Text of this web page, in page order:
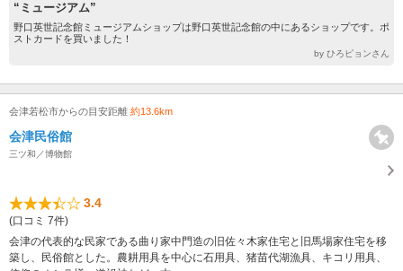
“ミュージアム”
野口英世記念館ミュージアムショップは野口英世記念館の中にあるショップです。ポ
ストカードを買いました！
by ひろピョンさん
会津若松市からの目安距離 約13.6km
会津民俗館
三ツ和／博物館
3.4
(口コミ 7件)
会津の代表的な民家である曲り家中門造の旧佐々木家住宅と旧馬場家住宅を移
築し、民俗館とした。農耕用具を中心に石用具、猪苗代湖漁具、キコリ用具、